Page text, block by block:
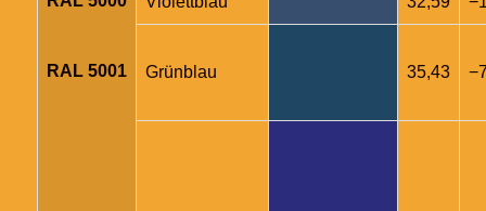
RAL 5001 Grünblau 35,43